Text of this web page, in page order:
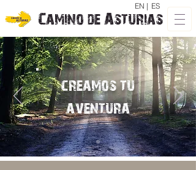
Camino de Asturias
EN | ES
creamos tu
aventura